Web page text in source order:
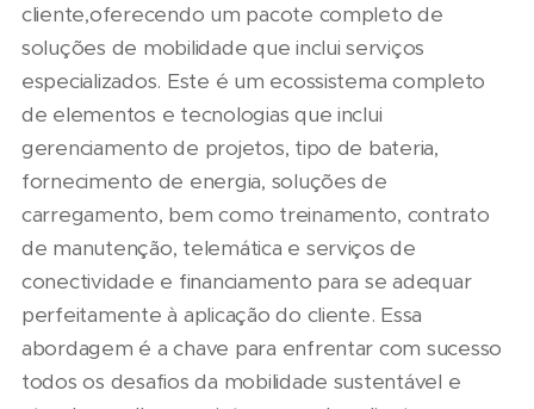
cliente,oferecendo um pacote completo de
soluções de mobilidade que inclui serviços
especializados. Este é um ecossistema completo
de elementos e tecnologias que inclui
gerenciamento de projetos, tipo de bateria,
fornecimento de energia, soluções de
carregamento, bem como treinamento, contrato
de manutenção, telemática e serviços de
conectividade e financiamento para se adequar
perfeitamente à aplicação do cliente. Essa
abordagem é a chave para enfrentar com sucesso
todos os desafios da mobilidade sustentável e